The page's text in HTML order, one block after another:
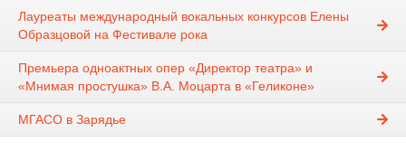
Лауреаты международный вокальных конкурсов Елены
Образцовой на Фестивале рока
Премьера одноактных опер «Директор театра» и
«Мнимая простушка» В.А. Моцарта в «Геликоне»
МГАСО в Зарядье